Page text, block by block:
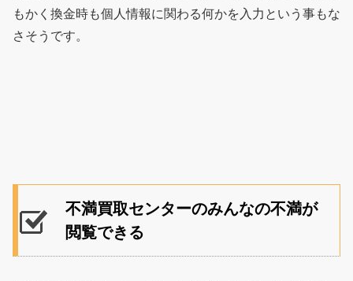
もかく換金時も個人情報に関わる何かを入力という事もな
さそうです。
不満買取センターのみんなの不満が
閲覧できる